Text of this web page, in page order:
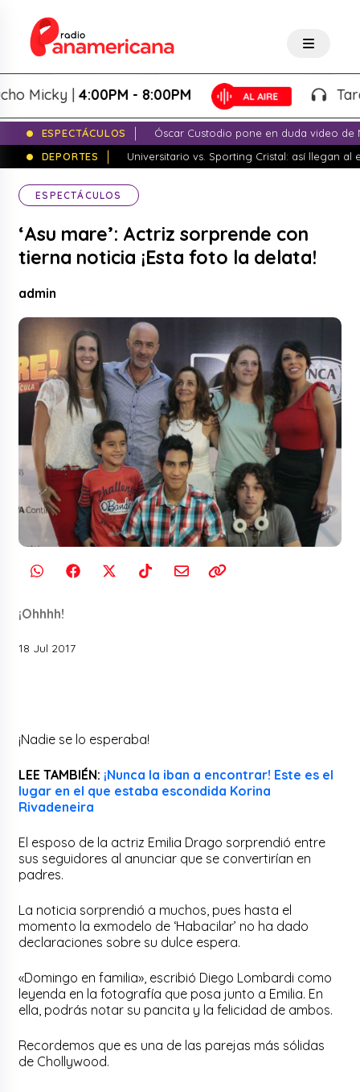
|4:00PM - 8:00PM Tardeo
ESPECTÁCULOS
Óscar Custodio pone en duda video de
DEPORTES
Universitario vs. Sporting Cristal: así llegan al
ESPECTÁCULOS
‘Asu mare’: Actriz sorprende con
tierna noticia ¡Esta foto la delata!
admin
¡Ohhhh!
18 Jul 2017
¡Nadie se lo esperaba!
LEE TAMBIÉN: ¡Nunca la iban a encontrar! Este es el
lugar en el que estaba escondida Korina
Rivadeneira
El esposo de la actriz Emilia Drago sorprendió entre
sus seguidores al anunciar que se convertirían en
padres.
La noticia sorprendió a muchos, pues hasta el
momento la exmodelo de ‘Habacilar’ no ha dado
declaraciones sobre su dulce espera.
«Domingo en familia», escribió Diego Lombardi como
leyenda en la fotografía que posa junto a Emilia. En
ella, podrás notar su pancita y la felicidad de ambos.
Recordemos que es una de las parejas más sólidas
de Chollywood.